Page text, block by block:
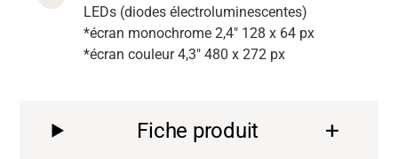
LEDs (diodes électroluminescentes)
*écran monochrome 2,4" 128 x 64 px
*écran couleur 4,3" 480 x 272 px
Fiche produit